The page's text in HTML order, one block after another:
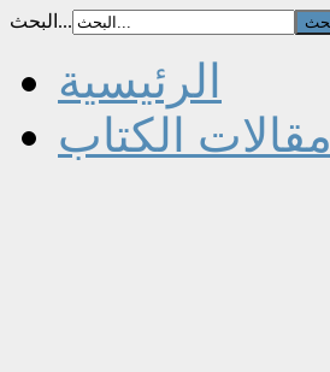
البحث...
الرئيسية
مقالات الكتاب